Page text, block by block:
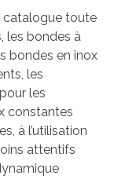
catalogue toute
les bondes à
bondes en inox
les
les
constantes
à l’utilisation
attentifs